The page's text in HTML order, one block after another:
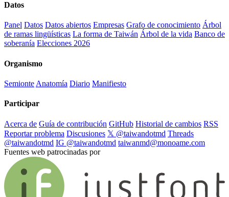
Datos
Panel Datos Datos abiertos Empresas Grafo de conocimiento Árbol
de ramas lingüísticas La forma de Taiwán Árbol de la vida Banco de
soberanía Elecciones 2026
Organismo
Semionte Anatomía Diario Manifiesto
Participar
Acerca de Guía de contribución GitHub Historial de cambios RSS
Reportar problema Discusiones 𝕏 @taiwandotmd Threads
@taiwandotmd IG @taiwandotmd taiwanmd@monoame.com
Fuentes web patrocinadas por